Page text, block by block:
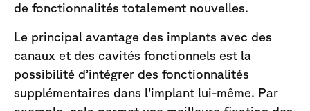
de fonctionnalités totalement nouvelles.
Le principal avantage des implants avec des
canaux et des cavités fonctionnels est la
possibilité d’intégrer des fonctionnalités
supplémentaires dans l’implant lui-même. Par